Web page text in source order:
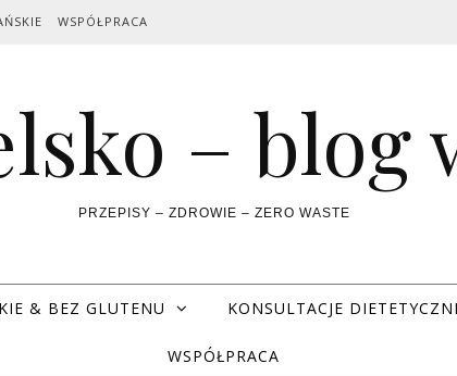
WSPÓŁPRACA
– blog
PRZEPISY – ZDROWIE – ZERO WASTE
& BEZ GLUTENU KONSULTACJE
WSPÓŁPRACA